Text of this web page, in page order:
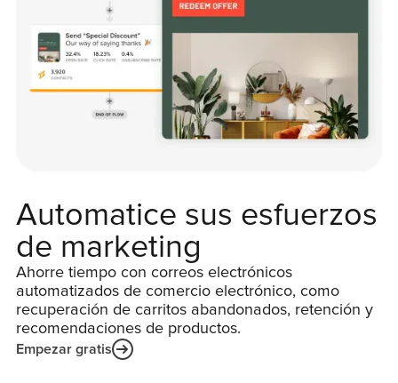
Automatice sus esfuerzos
de marketing
Ahorre tiempo con correos electrónicos
automatizados de comercio electrónico, como
recuperación de carritos abandonados, retención y
recomendaciones de productos.
Empezar gratis